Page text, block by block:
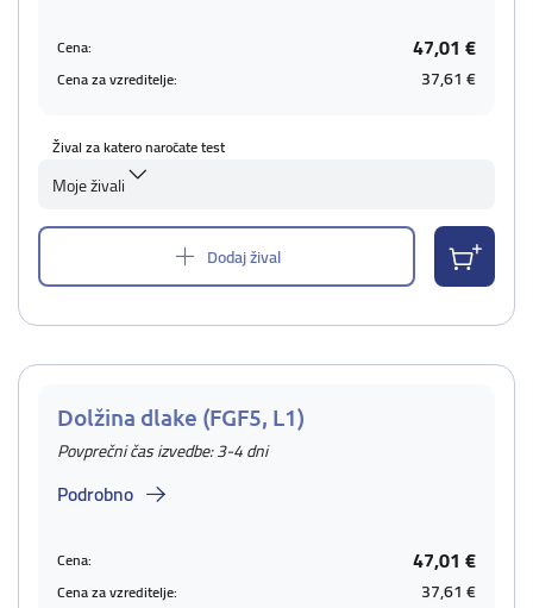
Cena: 47,01 €
Cena za vzreditelje: 37,61 €
Žival za katero naročate test
Moje živali
Dodaj žival
Dolžina dlake (FGF5, L1)
Povprečni čas izvedbe: 3-4 dni
Podrobno
Cena: 47,01 €
Cena za vzreditelje: 37,61 €